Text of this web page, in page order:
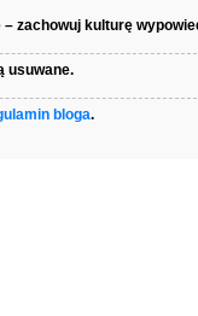
zachowuj kulturę
usuwane.
bloga.